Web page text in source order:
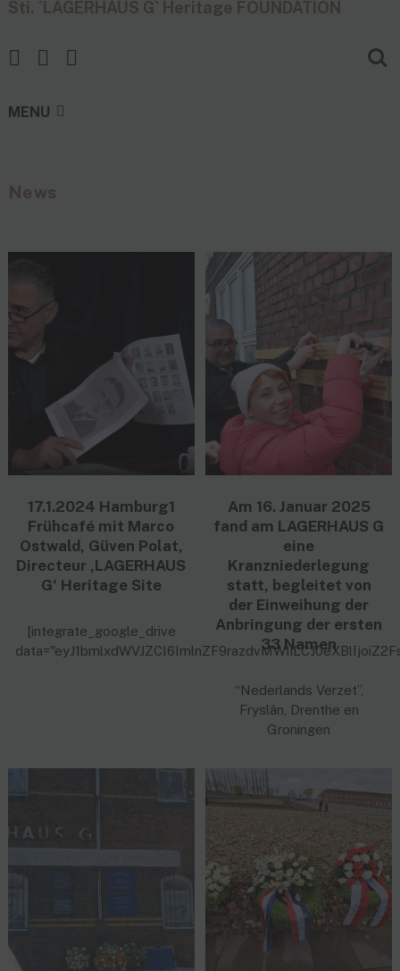
Sti. ´LAGERHAUS G` Heritage FOUNDATION
MENU
News
17.1.2024 Hamburg1
Frühcafé mit Marco
Ostwald, Güven Polat,
Directeur ‚LAGERHAUS
G‘ Heritage Site
[integrate_google_drive
Am 16. Januar 2025
fand am LAGERHAUS G
eine
Kranzniederlegung
statt, begleitet von
der Einweihung der
Anbringung der ersten
33 Namen
“Nederlands Verzet”,
Fryslân, Drenthe en
Groningen